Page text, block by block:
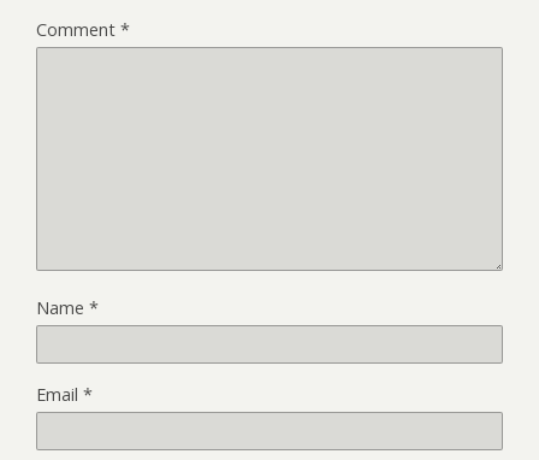
Comment *
Name *
Email *